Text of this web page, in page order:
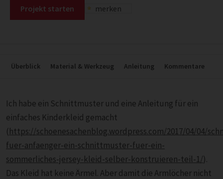
Projekt starten merken
Überblick Material & Werkzeug Anleitung Kommentare
Ich habe ein Schnittmuster und eine Anleitung für ein
einfaches Kinderkleid gemacht
(https://schoenesachenblog.wordpress.com/2017/04/04/
fuer-anfaenger-ein-schnittmuster-fuer-ein-
sommerliches-jersey-kleid-selber-konstruieren-teil-1/).
Das Kleid hat keine Ärmel. Aber damit die Armlöcher nicht